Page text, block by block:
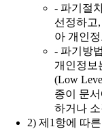
- 파기절
선정하고
아 개인
- 파기방
개인정보
(Low
종이 문
하거나
2) 제1항에 따